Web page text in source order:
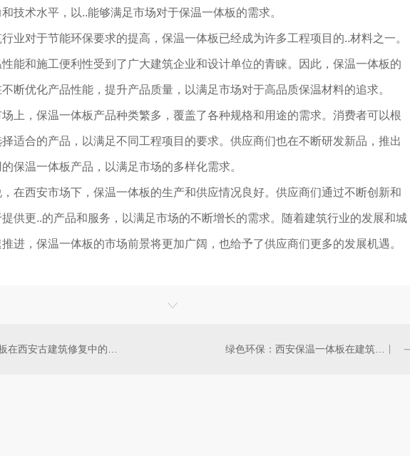
技术水平，以..能够满足市场对于保温一体板的需求。
业对于节能环保要求的提高，保温一体板已经成为许多工程项目的..材料之一。
能和施工便利性受到了广大建筑企业和设计单位的青睐。因此，保温一体板的
断优化产品性能，提升产品质量，以满足市场对于高品质保温材料的追求。
上，保温一体板产品种类繁多，覆盖了各种规格和用途的需求。消费者可以根
适合的产品，以满足不同工程项目的要求。供应商们也在不断研发新品，推出
保温一体板产品，以满足市场的多样化需求。
在西安市场下，保温一体板的生产和供应情况良好。供应商们通过不断创新和
供更..的产品和服务，以满足市场的不断增长的需求。随着建筑行业的发展和城
进，保温一体板的市场前景将更加广阔，也给予了供应商们更多的发展机遇。
保温一体板在西安古建筑修复中的应用实例分享 绿色环保：西安保温一体板在建筑行业的可持续发展